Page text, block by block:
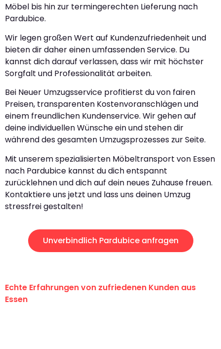
Möbel bis hin zur termingerechten Lieferung nach
Pardubice.
Wir legen großen Wert auf Kundenzufriedenheit und
bieten dir daher einen umfassenden Service. Du
kannst dich darauf verlassen, dass wir mit höchster
Sorgfalt und Professionalität arbeiten.
Bei Neuer Umzugsservice profitierst du von fairen
Preisen, transparenten Kostenvoranschlägen und
einem freundlichen Kundenservice. Wir gehen auf
deine individuellen Wünsche ein und stehen dir
während des gesamten Umzugsprozesses zur Seite.
Mit unserem spezialisierten Möbeltransport von Essen
nach Pardubice kannst du dich entspannt
zurücklehnen und dich auf dein neues Zuhause freuen.
Kontaktiere uns jetzt und lass uns deinen Umzug
stressfrei gestalten!
Unverbindlich Pardubice anfragen
Echte Erfahrungen von zufriedenen Kunden aus
Essen